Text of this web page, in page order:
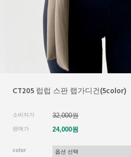
CT205 럽럽 스판 랩가디건(5color)
소비자가
32,000원
판매가
24,000원
color